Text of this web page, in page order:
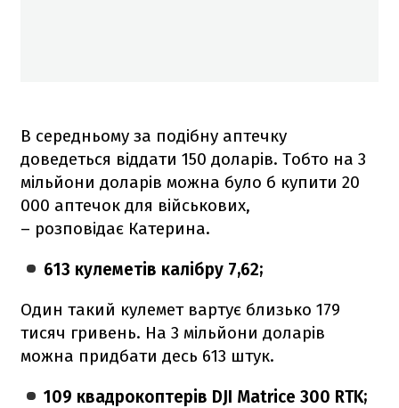
В середньому за подібну аптечку
доведеться віддати 150 доларів. Тобто на 3
мільйони доларів можна було б купити 20
000 аптечок для військових,
– розповідає Катерина.
613 кулеметів калібру 7,62;
Один такий кулемет вартує близько 179
тисяч гривень. На 3 мільйони доларів
можна придбати десь 613 штук.
109 квадрокоптерів DJI Matrice 300 RTK;